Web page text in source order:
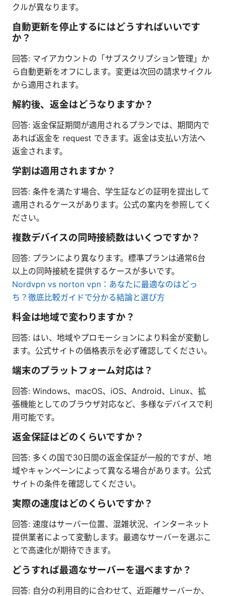
クルが異なります。
自動更新を停止するにはどうすればいいです
か？
回答: マイアカウントの「サブスクリプション管理」か
ら自動更新をオフにします。変更は次回の請求サイクル
から適用されます。
解約後、返金はどうなりますか？
回答: 返金保証期間が適用されるプランでは、期間内で
あれば返金を request できます。返金は支払い方法へ
返金されます。
学割は適用されますか？
回答: 条件を満たす場合、学生証などの証明を提出して
適用されるケースがあります。公式の案内を参照してく
ださい。
複数デバイスの同時接続数はいくつですか？
回答: プランにより異なります。標準プランは通常6台
以上の同時接続を提供するケースが多いです。
Nordvpn vs norton vpn：あなたに最適なのはどっ
ち？徹底比較ガイドで分かる結論と選び方
料金は地域で変わりますか？
回答: はい、地域やプロモーションにより料金が変動し
ます。公式サイトの価格表示を必ず確認してください。
端末のプラットフォーム対応は？
回答: Windows、macOS、iOS、Android、Linux、拡
張機能としてのブラウザ対応など、多様なデバイスで利
用可能です。
返金保証はどのくらいですか？
回答: 多くの国で30日間の返金保証が一般的ですが、地
域やキャンペーンによって異なる場合があります。公式
サイトの条件を確認してください。
実際の速度はどのくらいですか？
回答: 速度はサーバー位置、混雑状況、インターネット
提供業者によって変動します。最適なサーバーを選ぶこ
とで高速化が期待できます。
どうすれば最適なサーバーを選べますか？
回答: 自分の利用目的に合わせて、近距離サーバーか、